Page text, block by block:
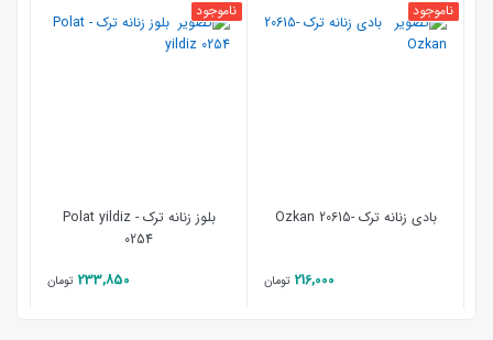
ناموجود
بادی زنانه ترک -20615 Ozkan
216,000 تومان
ناموجود
بلوز زنانه ترک - Polat yildiz
0254
233,850 تومان